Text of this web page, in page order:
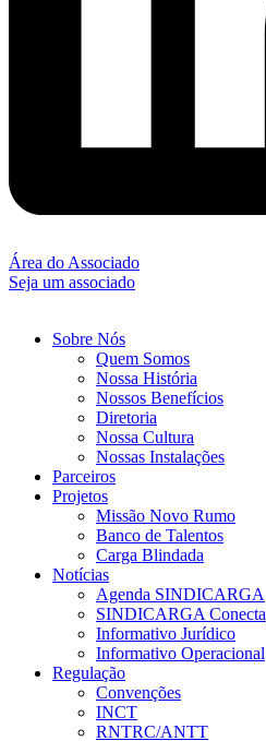
Área do Associado
Seja um associado
Sobre Nós
Quem Somos
Nossa História
Nossos Benefícios
Diretoria
Nossa Cultura
Nossas Instalações
Parceiros
Projetos
Missão Novo Rumo
Banco de Talentos
Carga Blindada
Notícias
Agenda SINDICARGA
SINDICARGA Conecta
Informativo Jurídico
Informativo Operacional
Regulação
Convenções
INCT
RNTRC/ANTT